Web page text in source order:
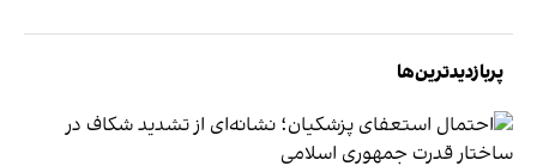
پربازدیدترین‌ها